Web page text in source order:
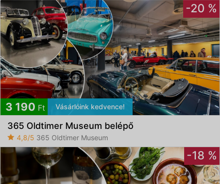
-20 %
3 190 Ft Vásárlóink kedvence!
365 Oldtimer Museum belépő
4,8/5 365 Oldtimer Museum
-18 %